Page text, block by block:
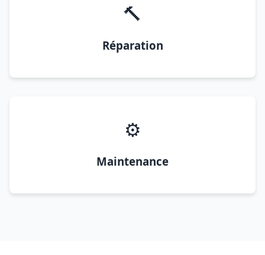
🔨
Réparation
⚙️
Maintenance